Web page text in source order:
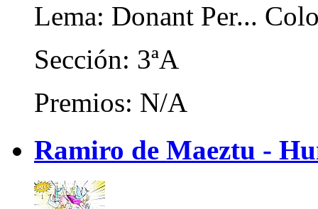
Lema: Donant Per...
Sección: 3ªA
Premios: N/A
Ramiro de Maeztu -